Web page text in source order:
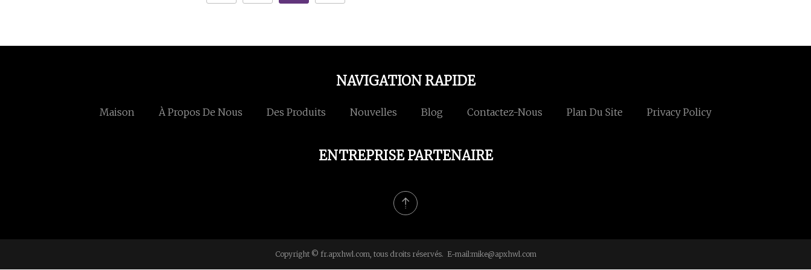
NAVIGATION RAPIDE
Maison À Propos De Nous Des Produits Nouvelles Blog Contactez-Nous Plan Du Site Privacy Policy
ENTREPRISE PARTENAIRE
Copyright © fr.apxhwl.com, tous droits réservés. E-mail:mike@apxhwl.com